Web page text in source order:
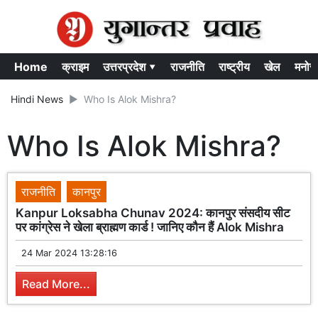
Home क्राइम उत्तरप्रदेश ▾ राजनीति राष्ट्रीय खेल
Hindi News Who Is Alok Mishra?
Who Is Alok Mishra?
राजनीति
कानपुर
Kanpur Loksabha Chunav 2024: कानपुर संसदीय सीट
पर कांग्रेस ने खेला ब्राह्मण कार्ड ! जानिए कौन हैं Alok Mishra
24 Mar 2024 13:28:16
Read More...